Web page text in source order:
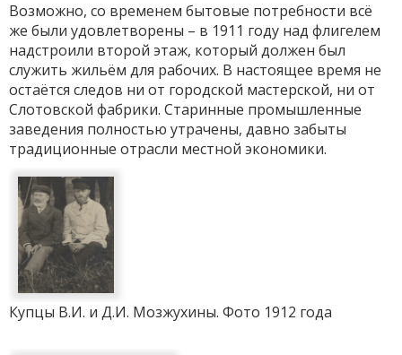
Возможно, со временем бытовые потребности всё
же были удовлетворены – в 1911 году над флигелем
надстроили второй этаж, который должен был
служить жильём для рабочих. В настоящее время не
остаётся следов ни от городской мастерской, ни от
Слотовской фабрики. Старинные промышленные
заведения полностью утрачены, давно забыты
традиционные отрасли местной экономики.
Купцы В.И. и Д.И. Мозжухины. Фото 1912 года